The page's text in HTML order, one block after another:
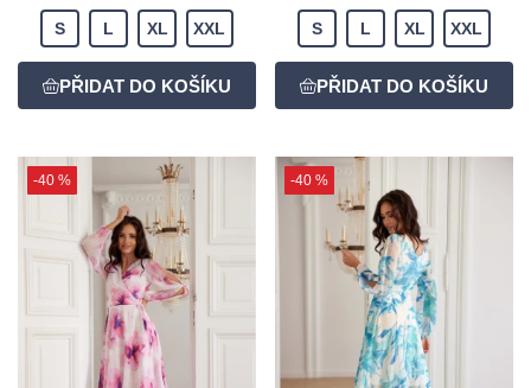
S L XL XXL S L XL XXL
-40 % -40 %